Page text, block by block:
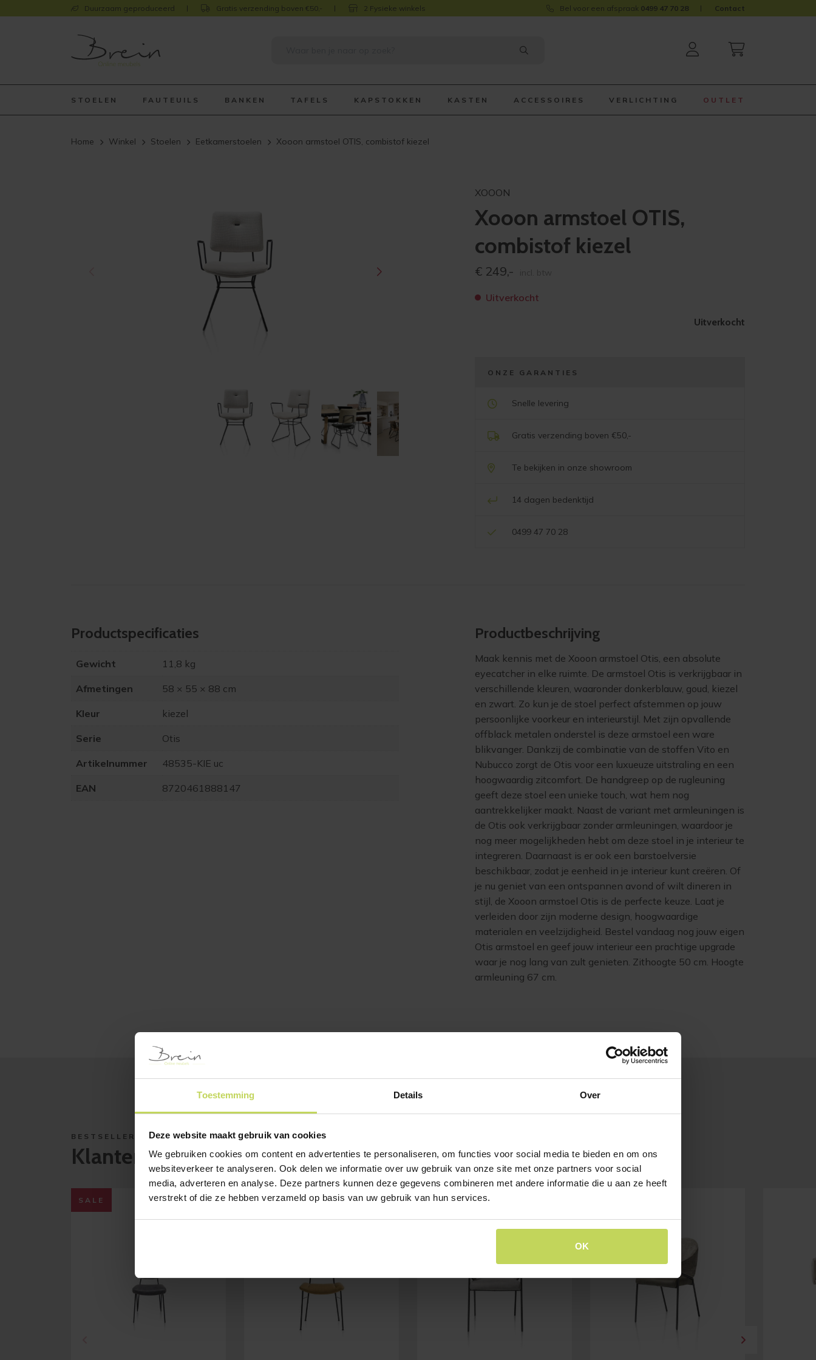
Toestemming Details Over
Deze website maakt gebruik van cookies
We gebruiken cookies om content en advertenties te personaliseren, om functies voor social media te bieden en om ons
websiteverkeer te analyseren. Ook delen we informatie over uw gebruik van onze site met onze partners voor social
media, adverteren en analyse. Deze partners kunnen deze gegevens combineren met andere informatie die u aan ze heeft
verstrekt of die ze hebben verzameld op basis van uw gebruik van hun services.
OK
Duurzaam geproduceerd Gratis verzending boven €50,- 2 Fysieke winkels Bel voor een afspraak 0499 47 70 28 Contact
STOELEN FAUTEUILS BANKEN TAFELS KAPSTOKKEN KASTEN ACCESSOIRES VERLICHTING OUTLET
Home Winkel Stoelen Eetkamerstoelen Xooon armstoel OTIS, combistof kiezel
XOOON
Xooon armstoel OTIS,
combistof kiezel
€ 249,-
Uitverkocht
Uitverkocht
ONZE GARANTIES
Snelle levering
Gratis verzending boven €50,-
Te bekijken in onze showroom
14 dagen bedenktijd
0499 47 70 28
Product­specificaties
Gewicht 11,8 kg
Afmetingen 58 × 55 × 88 cm
Kleur kiezel
Serie Otis
Artikelnummer 48535-KIE uc
EAN 8720461888147
Product­beschrijving
Maak kennis met de Xooon armstoel Otis, een absolute
eyecatcher in elke ruimte. De armstoel Otis is verkrijgbaar in
verschillende kleuren, waaronder donkerblauw, goud, kiezel
en zwart. Zo kun je de stoel perfect afstemmen op jouw
persoonlijke voorkeur en interieurstijl. Met zijn opvallende
offblack metalen onderstel is deze armstoel een ware
blikvanger. Dankzij de combinatie van de stoffen Vito en
Nubucco zorgt de Otis voor een luxueuze uitstraling en een
hoogwaardig zitcomfort. De handgreep op de rugleuning
geeft deze stoel een unieke touch, wat hem nog
aantrekkelijker maakt. Naast de variant met armleuningen is
de Otis ook verkrijgbaar zonder armleuningen, waardoor je
nog meer mogelijkheden hebt om deze stoel in je interieur te
integreren. Daarnaast is er ook een barstoelversie
beschikbaar, zodat je eenheid in je interieur kunt creëren. Of
je nu geniet van een ontspannen avond of wilt dineren in
stijl, de Xooon armstoel Otis is de perfecte keuze. Laat je
verleiden door zijn moderne design, hoogwaardige
materialen en veelzijdigheid. Bestel vandaag nog jouw eigen
Otis armstoel en geef jouw interieur een prachtige upgrade
waar je nog lang van zult genieten. Zithoogte 50 cm. Hoogte
armleuning 67 cm.
BESTSELLERS
Klanten bekeken ook
SALE SALE SALE